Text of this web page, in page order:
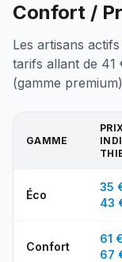
Confort /
Les artisans
tarifs allant de 41
(gamme
GAMME
Éco
35
43
Confort
61
67